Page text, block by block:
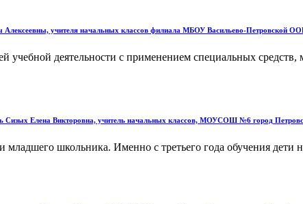
Алексеевны, учителя начальных классов филиала МБОУ Васильево-Петровской
учебной деятельности с применением специальных
Сизых Елена Викторовна, учитель начальных классов, МОУСОШ №6 город
младшего школьника. Именно с третьего года обучения